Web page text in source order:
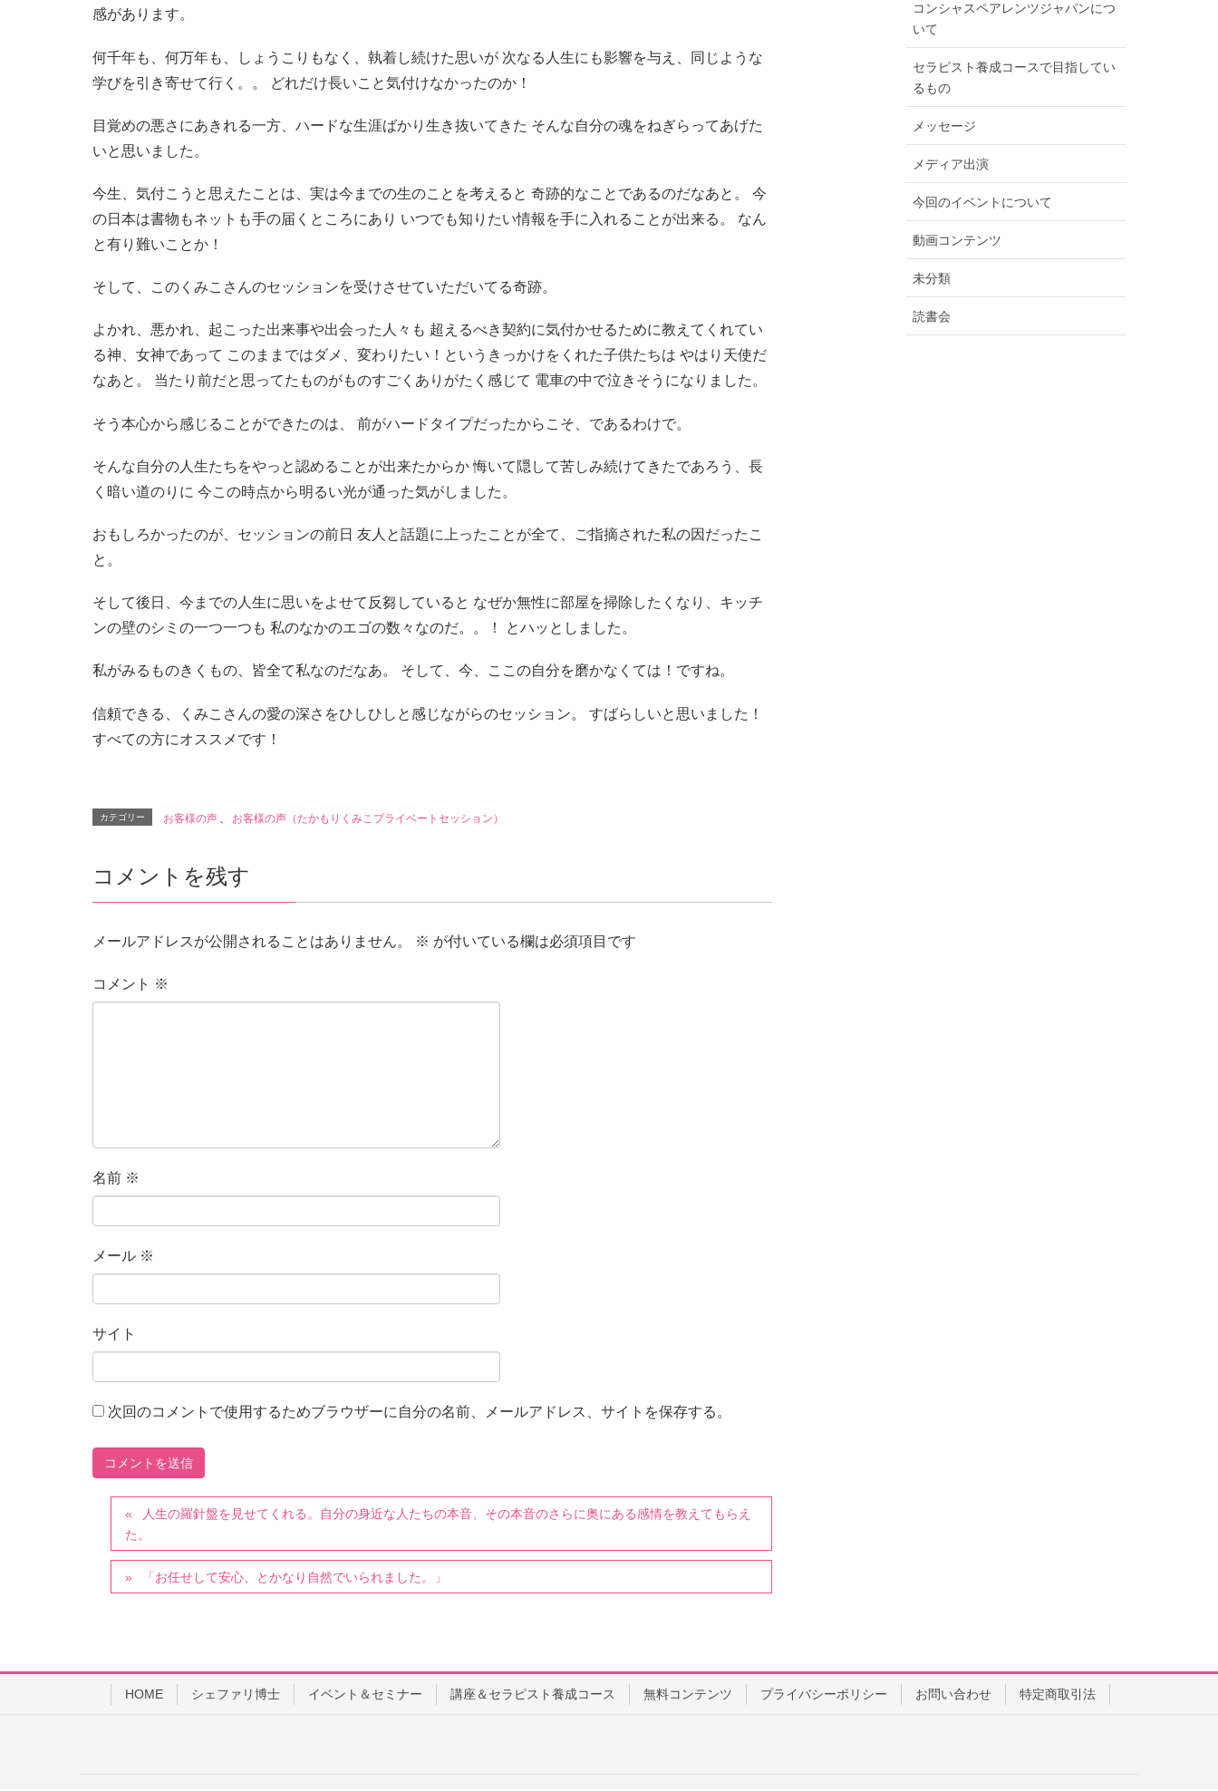
感があります。
何千年も、何万年も、しょうこりもなく、執着し続けた思いが 次なる人生にも影響を与え、同じような
学びを引き寄せて行く。。 どれだけ長いこと気付けなかったのか！
目覚めの悪さにあきれる一方、ハードな生涯ばかり生き抜いてきた そんな自分の魂をねぎらってあげた
いと思いました。
今生、気付こうと思えたことは、実は今までの生のことを考えると 奇跡的なことであるのだなあと。 今
の日本は書物もネットも手の届くところにあり いつでも知りたい情報を手に入れることが出来る。 なん
と有り難いことか！
そして、このくみこさんのセッションを受けさせていただいてる奇跡。
よかれ、悪かれ、起こった出来事や出会った人々も 超えるべき契約に気付かせるために教えてくれてい
る神、女神であって このままではダメ、変わりたい！というきっかけをくれた子供たちは やはり天使だ
なあと。 当たり前だと思ってたものがものすごくありがたく感じて 電車の中で泣きそうになりました。
そう本心から感じることができたのは、 前がハードタイプだったからこそ、であるわけで。
そんな自分の人生たちをやっと認めることが出来たからか 悔いて隠して苦しみ続けてきたであろう、長
く暗い道のりに 今この時点から明るい光が通った気がしました。
おもしろかったのが、セッションの前日 友人と話題に上ったことが全て、ご指摘された私の因だったこ
と。
そして後日、今までの人生に思いをよせて反芻していると なぜか無性に部屋を掃除したくなり、キッチ
ンの壁のシミの一つ一つも 私のなかのエゴの数々なのだ。。！ とハッとしました。
私がみるものきくもの、皆全て私なのだなあ。 そして、今、ここの自分を磨かなくては！ですね。
信頼できる、くみこさんの愛の深さをひしひしと感じながらのセッション。 すばらしいと思いました！
すべての方にオススメです！
カテゴリー お客様の声 お客様の声（たかもりくみこプライベートセッション）
コメントを残す
メールアドレスが公開されることはありません。 ※ が付いている欄は必須項目です
コメント ※
名前 ※
メール ※
サイト
次回のコメントで使用するためブラウザーに自分の名前、メールアドレス、サイトを保存する。
人生の羅針盤を見せてくれる。自分の身近な人たちの本音、その本音のさらに奥にある感情を教えてもらえ
た。
「お任せして安心、とかなり自然でいられました。」
コンシャスペアレンツジャパンにつ
いて
セラピスト養成コースで目指してい
るもの
メッセージ
メディア出演
今回のイベントについて
動画コンテンツ
未分類
読書会
HOME シェファリ博士 イベント＆セミナー 講座＆セラピスト養成コース 無料コンテンツ プライバシーポリシー お問い合わせ 特定商取引法